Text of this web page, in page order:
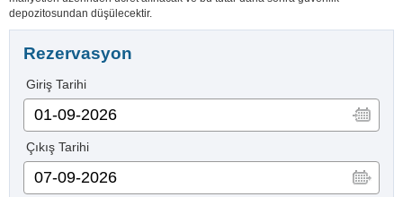
depozitosundan düşülecektir.
Rezervasyon
Giriş Tarihi
Çıkış Tarihi